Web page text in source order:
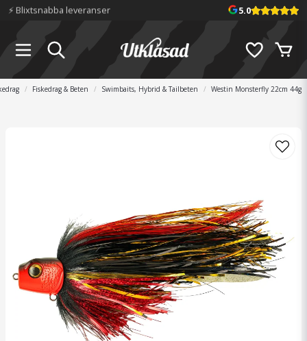
📦 Fraktfritt över 699 kr 5.0
Fiskedrag & Beten Swimbaits, Hybrid & Tailbeten Westin Monsterfly 22cm 44g